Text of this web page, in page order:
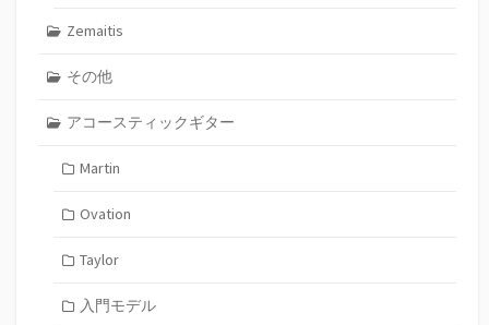
Zemaitis
その他
アコースティックギター
Martin
Ovation
Taylor
入門モデル